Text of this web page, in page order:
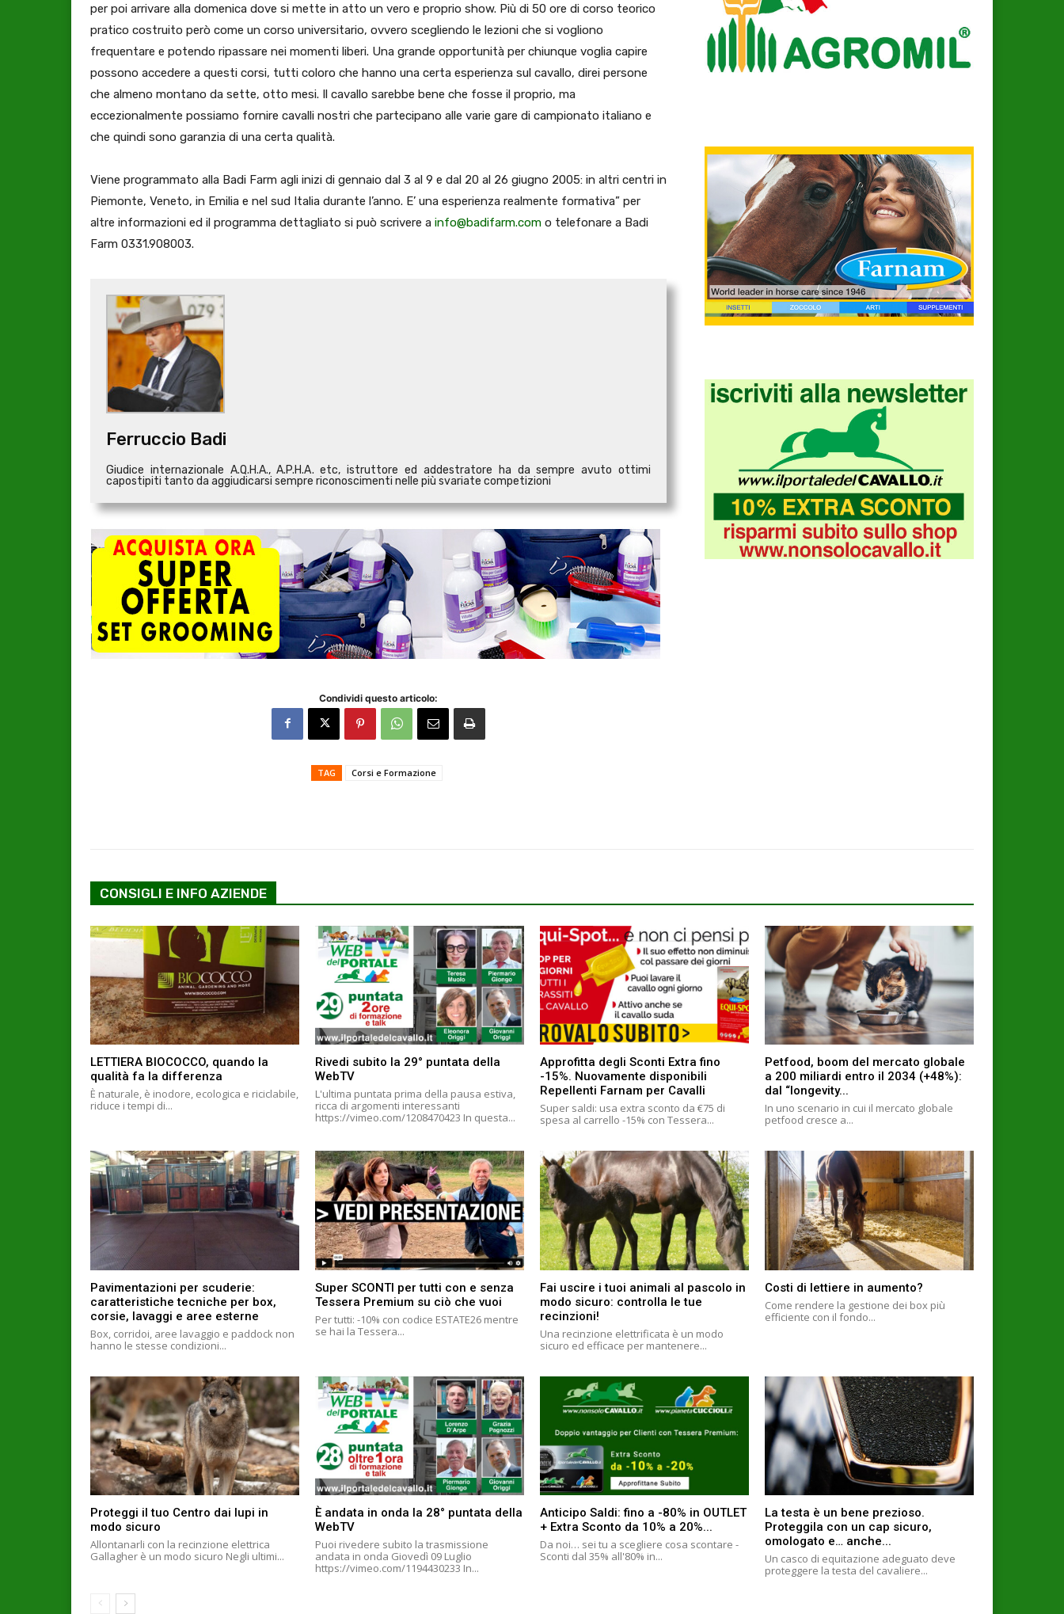
per poi arrivare alla domenica dove si mette in atto un vero e proprio show. Più di 50 ore di corso teorico
pratico costruito però come un corso universitario, ovvero scegliendo le lezioni che si vogliono
frequentare e potendo ripassare nei momenti liberi. Una grande opportunità per chiunque voglia capire
possono accedere a questi corsi, tutti coloro che hanno una certa esperienza sul cavallo, direi persone
che almeno montano da sette, otto mesi. Il cavallo sarebbe bene che fosse il proprio, ma
eccezionalmente possiamo fornire cavalli nostri che partecipano alle varie gare di campionato italiano e
che quindi sono garanzia di una certa qualità.
Viene programmato alla Badi Farm agli inizi di gennaio dal 3 al 9 e dal 20 al 26 giugno 2005: in altri centri in
Piemonte, Veneto, in Emilia e nel sud Italia durante l’anno. E’ una esperienza realmente formativa” per
altre informazioni ed il programma dettagliato si può scrivere a info@badifarm.com o telefonare a Badi
Farm 0331.908003.
Ferruccio Badi
Giudice internazionale A.Q.H.A., A.P.H.A. etc, istruttore ed addestratore ha da sempre avuto ottimi
capostipiti tanto da aggiudicarsi sempre riconoscimenti nelle più svariate competizioni
Condividi questo articolo:
TAG Corsi e Formazione
CONSIGLI E INFO AZIENDE
LETTIERA BIOCOCCO, quando la
qualità fa la differenza
È naturale, è inodore, ecologica e riciclabile,
riduce i tempi di...
Rivedi subito la 29° puntata della
WebTV
L'ultima puntata prima della pausa estiva,
ricca di argomenti interessanti
https://vimeo.com/1208470423 In questa...
Approfitta degli Sconti Extra fino
-15%. Nuovamente disponibili
Repellenti Farnam per Cavalli
Super saldi: usa extra sconto da €75 di
spesa al carrello -15% con Tessera...
Petfood, boom del mercato globale
a 200 miliardi entro il 2034 (+48%):
dal “longevity...
In uno scenario in cui il mercato globale
petfood cresce a...
Pavimentazioni per scuderie:
caratteristiche tecniche per box,
corsie, lavaggi e aree esterne
Box, corridoi, aree lavaggio e paddock non
hanno le stesse condizioni...
Super SCONTI per tutti con e senza
Tessera Premium su ciò che vuoi
Per tutti: -10% con codice ESTATE26 mentre
se hai la Tessera...
Fai uscire i tuoi animali al pascolo in
modo sicuro: controlla le tue
recinzioni!
Una recinzione elettrificata è un modo
sicuro ed efficace per mantenere...
Costi di lettiere in aumento?
Come rendere la gestione dei box più
efficiente con il fondo...
Proteggi il tuo Centro dai lupi in
modo sicuro
Allontanarli con la recinzione elettrica
Gallagher è un modo sicuro Negli ultimi...
È andata in onda la 28° puntata della
WebTV
Puoi rivedere subito la trasmissione
andata in onda Giovedì 09 Luglio
https://vimeo.com/1194430233 In...
Anticipo Saldi: fino a -80% in OUTLET
+ Extra Sconto da 10% a 20%...
Da noi… sei tu a scegliere cosa scontare -
Sconti dal 35% all'80% in...
La testa è un bene prezioso.
Proteggila con un cap sicuro,
omologato e… anche...
Un casco di equitazione adeguato deve
proteggere la testa del cavaliere...